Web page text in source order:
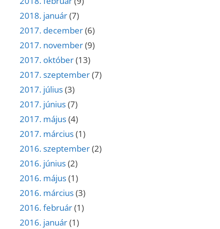
2018. január(7)
2017. december(6)
2017. november(9)
2017. október(13)
2017. szeptember(7)
2017. július(3)
2017. június(7)
2017. május(4)
2017. március(1)
2016. szeptember(2)
2016. június(2)
2016. május(1)
2016. március(3)
2016. február(1)
2016. január(1)